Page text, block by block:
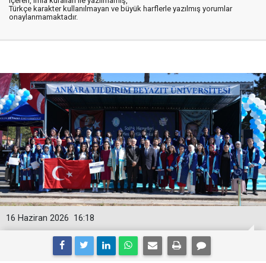
Türkçe karakter kullanılmayan ve büyük harflerle yazılmış yorumlar
onaylanmamaktadır.
16:18
16 Haziran 2026